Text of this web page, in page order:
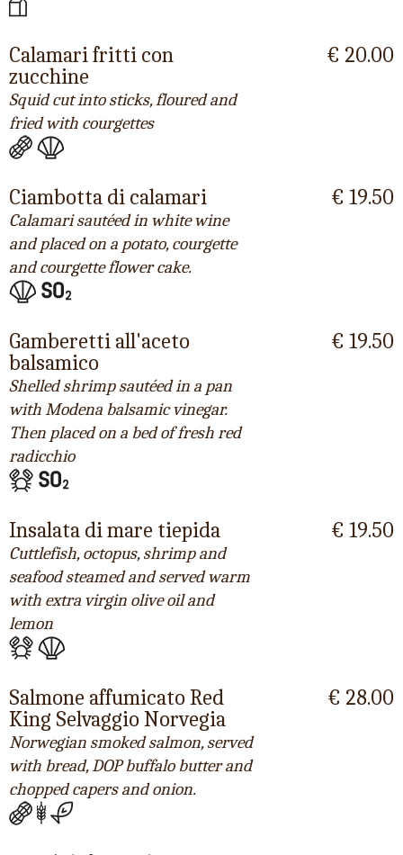
Calamari fritti con
zucchine
Squid cut into sticks, floured and
fried with courgettes
€ 20.00
Ciambotta di calamari
Calamari sautéed in white wine
and placed on a potato, courgette
and courgette flower cake.
€ 19.50
Gamberetti all'aceto
balsamico
Shelled shrimp sautéed in a pan
with Modena balsamic vinegar.
Then placed on a bed of fresh red
radicchio
€ 19.50
Insalata di mare tiepida
Cuttlefish, octopus, shrimp and
seafood steamed and served warm
with extra virgin olive oil and
lemon
€ 19.50
Salmone affumicato Red
King Selvaggio Norvegia
Norwegian smoked salmon, served
with bread, DOP buffalo butter and
chopped capers and onion.
€ 28.00